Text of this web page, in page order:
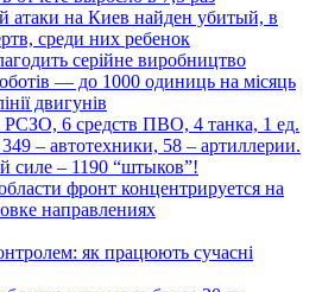
атаки на Киев найден убитый, в
среди них ребенок
серійне виробництво
— до 1000 одиниць на місяць
двигунів
6 средств ПВО, 4 танка, 1 ед.
– автотехники, 58 – артиллерии.
силе – 1190 “штыков”!
фронт концентрируется на
направлениях
як працюють сучасні